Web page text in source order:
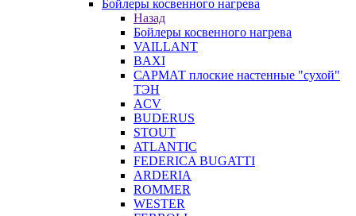
Бойлеры косвенного нагрева
Назад
Бойлеры косвенного нагрева
VAILLANT
BAXI
САРМАТ плоские настенные "сухой"
ТЭН
ACV
BUDERUS
STOUT
ATLANTIC
FEDERICA BUGATTI
ARDERIA
ROMMER
WESTER